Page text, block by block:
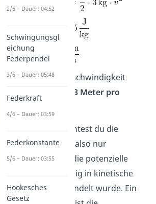
Die gesuchte Geschwindigkeit
12,13 Meter pro
Letztendlich konntest du die
Geschwindigkeit also nur
berechnen, weil die potenzielle
Energie vollständig in kinetische
Energie umgewandelt wurde. Ein
2/6 – Dauer: 04:52
Schwingungsgl
eichung
Federpendel
3/6 – Dauer: 05:48
Federkraft
4/6 – Dauer: 03:59
Federkonstante
5/6 – Dauer: 03:55
Hookesches
Gesetz